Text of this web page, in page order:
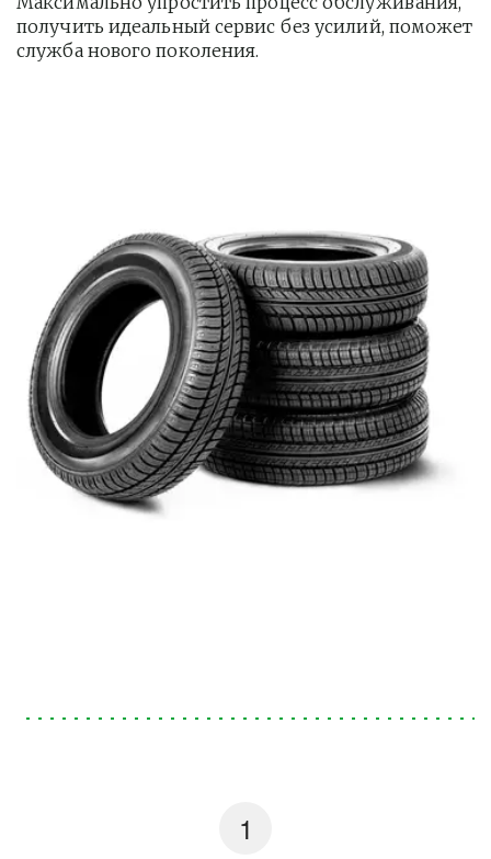
получить идеальный сервис без усилий, поможет
служба нового поколения.